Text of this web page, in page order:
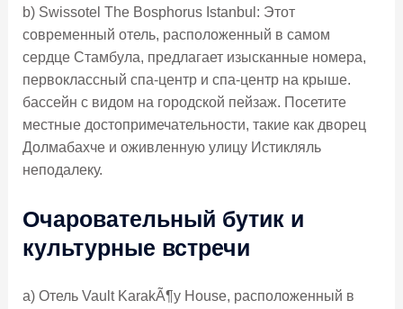
b) Swissotel The Bosphorus Istanbul: Этот
современный отель, расположенный в самом
сердце Стамбула, предлагает изысканные номера,
первоклассный спа-центр и спа-центр на крыше.
бассейн с видом на городской пейзаж. Посетите
местные достопримечательности, такие как дворец
Долмабахче и оживленную улицу Истикляль
неподалеку.
Очаровательный бутик и
культурные встречи
а) Отель Vault KarakÃ¶y House, расположенный в